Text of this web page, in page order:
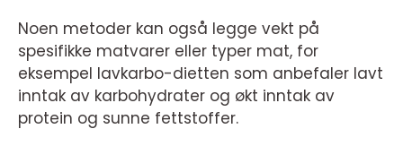
Noen metoder kan også legge vekt på
spesifikke matvarer eller typer mat, for
eksempel lavkarbo-dietten som anbefaler lavt
inntak av karbohydrater og økt inntak av
protein og sunne fettstoffer.